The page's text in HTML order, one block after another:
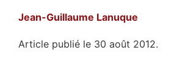
Jean-Guillaume Lanuque
Article publié le 30 août 2012.